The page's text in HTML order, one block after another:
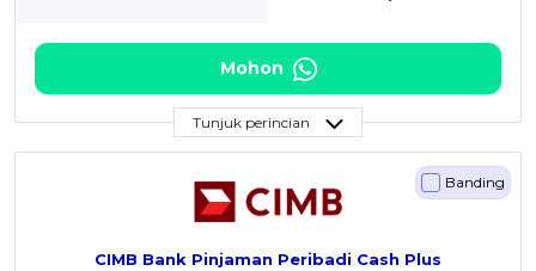
Mohon
Tunjuk perincian
CIMB Bank Pinjaman Peribadi Cash Plus
Banding